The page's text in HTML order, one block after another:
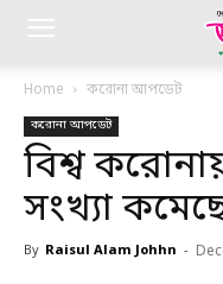
Home করোনা আপডেট
করোনা আপডেট
বিশ্ব
সংখ্যা
By Raisul Alam Johhn -